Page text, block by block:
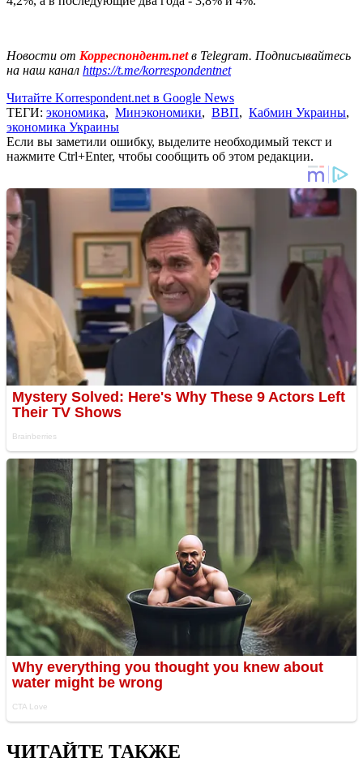
Новости от Корреспондент.netв Telegram. Подписывайтесь
на наш канал https://t.me/korrespondentnet
Читайте Korrespondent.net в Google News
ТЕГИ: экономика, Минэкономики, ВВП, Кабмин Украины,
экономика Украины
Если вы заметили ошибку, выделите необходимый текст и
нажмите Ctrl+Enter, чтобы сообщить об этом редакции.
ЧИТАЙТЕ ТАКЖЕ